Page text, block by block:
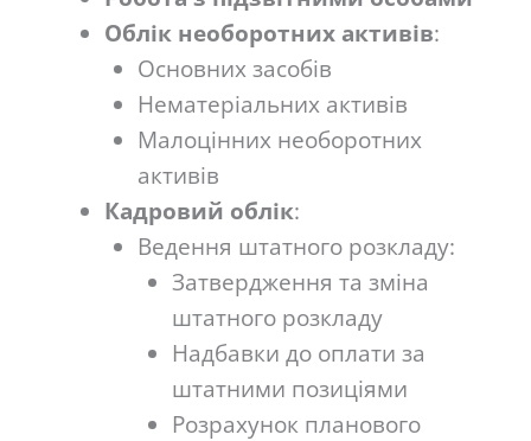
Облік необоротних активів:
Основних засобів
Нематеріальних активів
Малоцінних необоротних
активів
Кадровий облік:
Ведення штатного розкладу:
Затвердження та зміна
штатного розкладу
Надбавки до оплати за
штатними позиціями
Розрахунок планового